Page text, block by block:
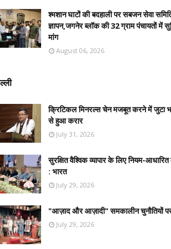
श्मशान घाटों की बदहाली पर सबजन सेवा
ज्ञापन,जगनेर ब्लॉक की 32 ग्राम पंचायतों में
मांग
August 06, 2026
क्रिटिकल मिनरल्स चेन मजबूत करने में जुटा
से हुआ करार
July 31, 2026
सुरक्षित वैश्विक व्यापार के लिए नियम-
: भारत
July 29, 2026
"आज़ाद और आज़ादी" समकालीन चुनौतियों
July 29, 2026